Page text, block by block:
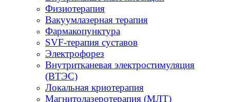
Физиотерапия
Вакуумлазерная терапия
Фармакопунктура
SVF-терапия суставов
Электрофорез
Внутритканевая электростимуляция
(ВТЭС)
Локальная криотерапия
Магнитолазеротерапия (МЛТ)